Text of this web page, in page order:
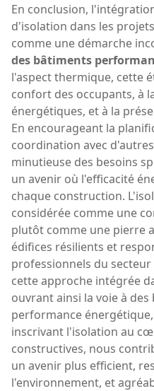
En conclusion,
d'isolation dans les
comme une démarche
des bâtiments
l'aspect thermique, cette
confort des occupants, à
énergétiques, et à la
En encourageant la
coordination avec
minutieuse des besoins
un avenir où l'efficacité
chaque construction.
considérée comme une
plutôt comme une pierre
édifices résilients et
professionnels du
cette approche intégrée
ouvrant ainsi la voie à
performance
inscrivant l'isolation au
constructives, nous
un avenir plus efficient,
l'environnement, et